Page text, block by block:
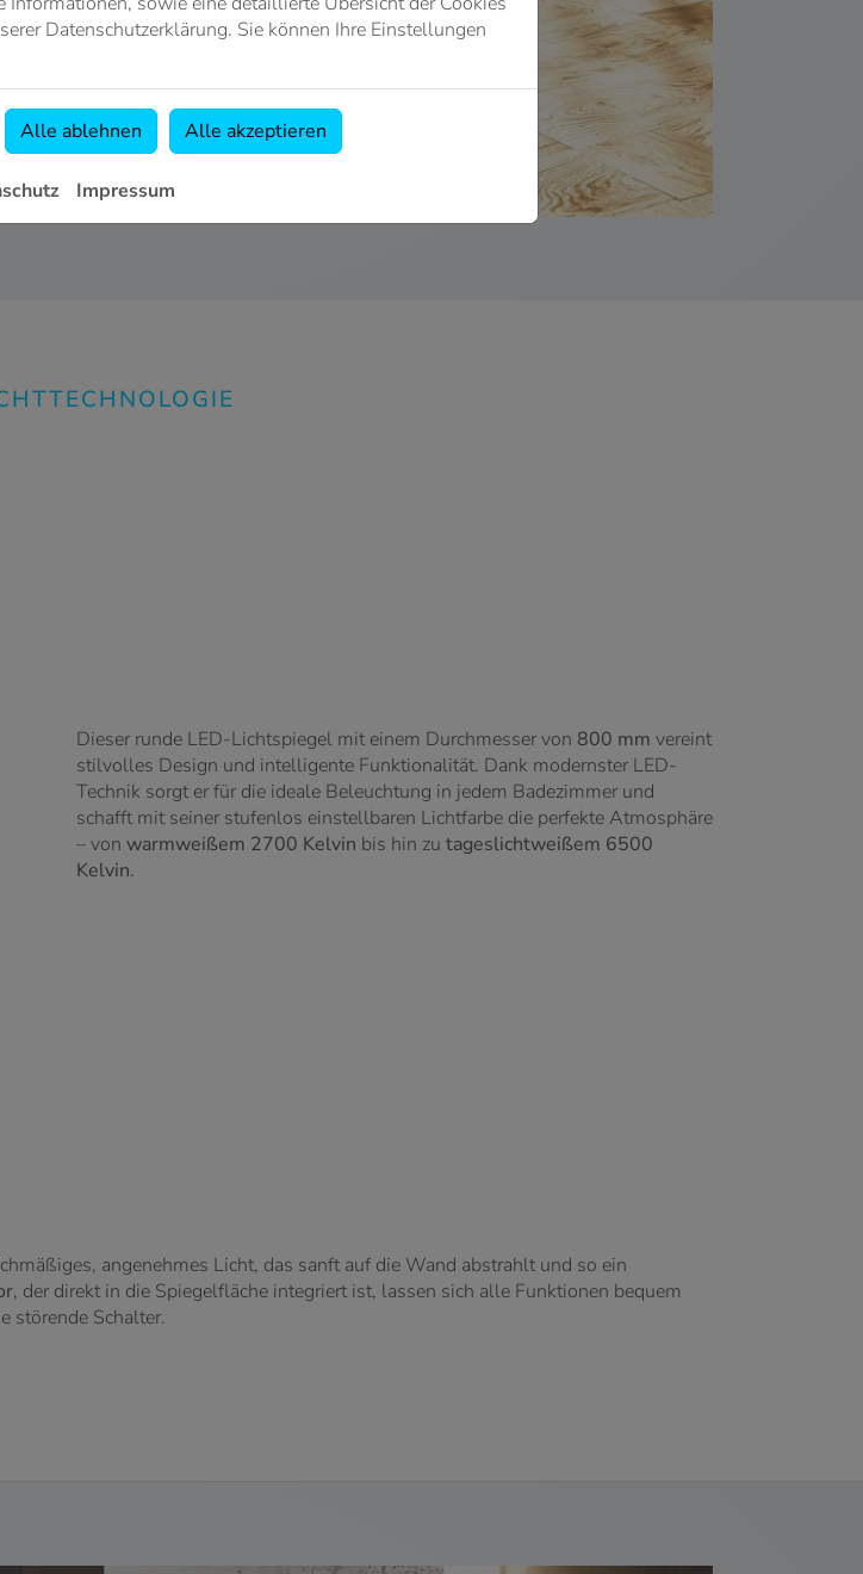
Dieser runde LED-Lichtspiegel mit einem Durchmesser von 800 mm vereint
stilvolles Design und intelligente Funktionalität. Dank modernster LED-
Technik sorgt er für die ideale Beleuchtung in jedem Badezimmer und
schafft mit seiner stufenlos einstellbaren Lichtfarbe die perfekte Atmosphäre
– von warmweißem 2700 Kelvin bis hin zu tageslichtweißem 6500
Kelvin.
angenehmes Licht, das sanft auf die Wand abstrahlt und so ein
, der direkt in die Spiegelfläche integriert ist, lassen sich alle Funktionen bequem
störende Schalter.
Datenschutzerklärung. Sie können Ihre Einstellungen
Alle ablehnen Alle akzeptieren
Impressum